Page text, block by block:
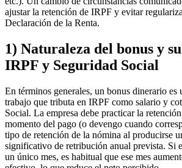
ajustar la retención de IRPF y evitar
Declaración de la Renta.
1) Naturaleza del bonus y
IRPF y Seguridad Social
En términos generales, un bonus dinerario es
trabajo que tributa en IRPF como salario y
Social. La empresa debe practicar la
momento del pago (o devengo cuando
tipo de retención de la nómina al producirse
significativo de retribución anual prevista. Si
un único mes, es habitual que ese mes